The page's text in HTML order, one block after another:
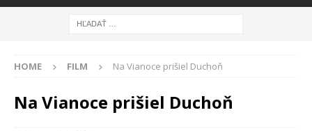
HOME FILM Na Vianoce prišiel Duchoň
Na Vianoce prišiel Duchoň